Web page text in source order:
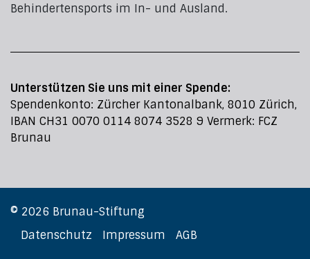
Behindertensports im In- und Ausland.
Unterstützen Sie uns mit einer Spende:
Spendenkonto: Zürcher Kantonalbank, 8010 Zürich,
IBAN CH31 0070 0114 8074 3528 9 Vermerk: FCZ
Brunau
© 2026 Brunau-Stiftung
Datenschutz
Impressum AGB